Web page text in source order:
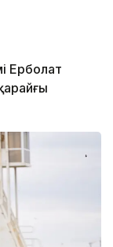
Ерболат